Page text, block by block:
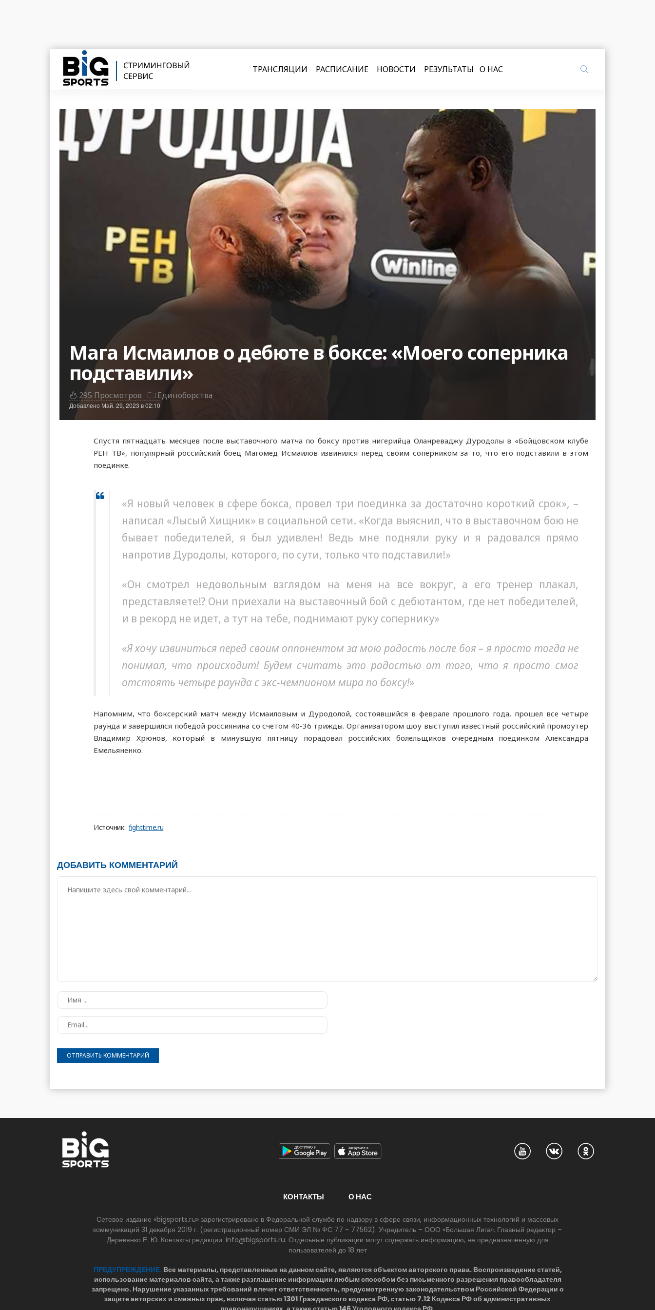
ТРАНСЛЯЦИИ РАСПИСАНИЕ НОВОСТИ РЕЗУЛЬТАТЫ О НАС
Мага Исмаилов о дебюте в боксе: «Моего соперника
подставили»
295 Просмотров Единоборства
Добавлено Май. 29, 2023 в 02:10
Спустя пятнадцать месяцев после выставочного матча по боксу против нигерийца Оланреваджу Дуродолы в «Бойцовском клубе
РЕН ТВ», популярный российский боец Магомед Исмаилов извинился перед своим соперником за то, что его подставили в этом
поединке.
«Я новый человек в сфере бокса, провел три поединка за достаточно короткий срок», –
написал «Лысый Хищник» в социальной сети. «Когда выяснил, что в выставочном бою не
бывает победителей, я был удивлен! Ведь мне подняли руку и я радовался прямо
напротив Дуродолы, которого, по сути, только что подставили!»
«Он смотрел недовольным взглядом на меня на все вокруг, а его тренер плакал,
представляете!? Они приехали на выставочный бой с дебютантом, где нет победителей,
и в рекорд не идет, а тут на тебе, поднимают руку сопернику»
«Я хочу извиниться перед своим оппонентом за мою радость после боя – я просто тогда не
понимал, что происходит! Будем считать это радостью от того, что я просто смог
отстоять четыре раунда с экс-чемпионом мира по боксу!»
Напомним, что боксерский матч между Исмаиловым и Дуродолой, состоявшийся в феврале прошлого года, прошел все четыре
раунда и завершился победой россиянина со счетом 40-36 трижды. Организатором шоу выступил известный российский промоутер
Владимир Хрюнов, который в минувшую пятницу порадовал российских болельщиков очередным поединком Александра
Емельяненко.
Источник: fighttime.ru
ДОБАВИТЬ КОММЕНТАРИЙ
КОНТАКТЫ О НАС
Сетевое издание «bigsports.ru» зарегистрировано в Федеральной службе по надзору в сфере связи, информационных технологий и массовых
коммуникаций 31 декабря 2019 г. (регистрационный номер СМИ ЭЛ № ФС 77 - 77562). Учредитель – ООО «Большая Лига». Главный редактор –
Деревянко Е. Ю. Контакты редакции: info@bigsports.ru. Отдельные публикации могут содержать информацию, не предназначенную для
пользователей до 18 лет
ПРЕДУПРЕЖДЕНИЕ.Все материалы, представленные на данном сайте, являются объектом авторского права. Воспроизведение статей,
использование материалов сайта, а также разглашение информации любым способом без письменного разрешения правообладателя
запрещено. Нарушение указанных требований влечет ответственность, предусмотренную законодательством Российской Федерации о
защите авторских и смежных прав, включая статью 1301 Гражданского кодекса РФ, статью 7.12 Кодекса РФ об административных